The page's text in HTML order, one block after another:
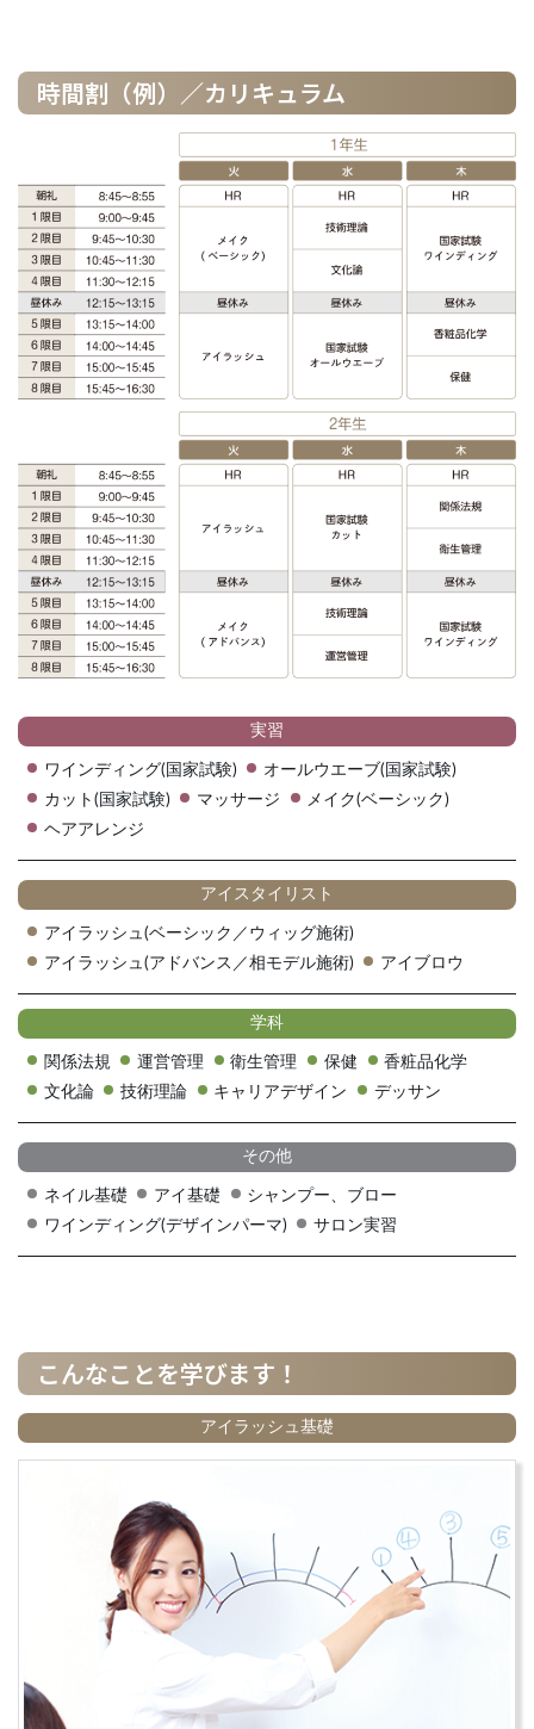
時間割（例）／カリキュラム
実習
ワインディング(国家試験)
オールウエーブ(国家試験)
カット(国家試験)
マッサージ
メイク(ベーシック)
ヘアアレンジ
アイスタイリスト
アイラッシュ(ベーシック／ウィッグ施術)
アイラッシュ(アドバンス／相モデル施術)
アイブロウ
学科
関係法規 運営管理 衛生管理 保健
香粧品化学
文化論
技術理論 キャリアデザイン デッサン
その他
ネイル基礎 アイ基礎
シャンプー、ブロー
ワインディング(デザインパーマ)
サロン実習
こんなことを学びます！
アイラッシュ基礎